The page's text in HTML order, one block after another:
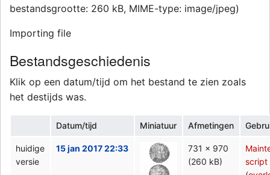
bestandsgrootte: 260 kB, MIME-type: image/jpeg)
Importing file
Bestandsgeschiedenis
Klik op een datum/tijd om het bestand te zien zoals
het destijds was.
Datum/tijd Miniatuur Afmetingen
huidige
versie
15 jan 2017 22:33
731 × 970
(260 kB)
script